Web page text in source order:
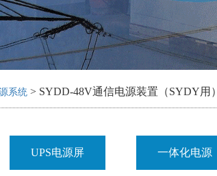
系统 > SYDD-48V通信电源装置（SYDY用）
UPS电源屏 一体化电源